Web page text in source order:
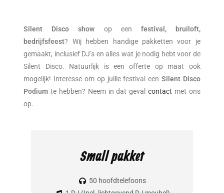
Silent Disco show op een festival, bruiloft,
bedrijfsfeest? Wij hebben handige pakketten voor je
gemaakt, inclusief DJ’s en alles wat je nodig hebt voor de
Silent Disco. Natuurlijk is een offerte op maat ook
mogelijk! Interesse om op jullie festival een Silent Disco
Podium te hebben? Neem in dat geval contact met ons
op.
Small pakket
50 hoofdtelefoons